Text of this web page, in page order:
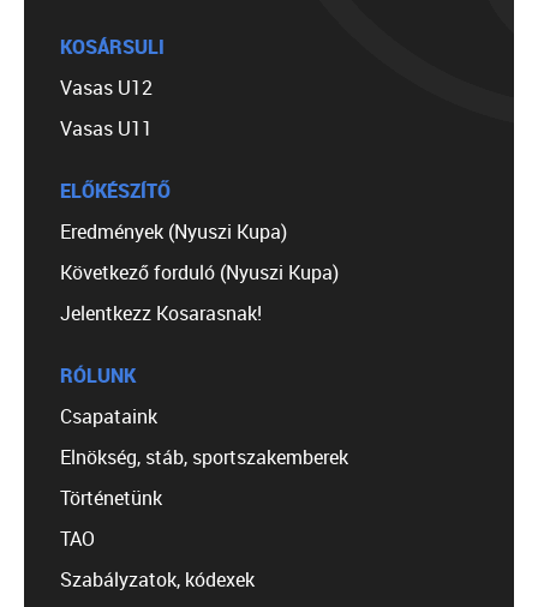
KOSÁRSULI
Vasas U12
Vasas U11
ELŐKÉSZÍTŐ
Eredmények (Nyuszi Kupa)
Következő forduló (Nyuszi Kupa)
Jelentkezz Kosarasnak!
RÓLUNK
Csapataink
Elnökség, stáb, sportszakemberek
Történetünk
TAO
Szabályzatok, kódexek